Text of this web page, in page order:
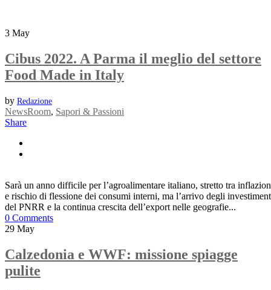
3 May
Cibus 2022. A Parma il meglio del settore
Food Made in Italy
by Redazione
NewsRoom, Sapori & Passioni
Share
Sarà un anno difficile per l’agroalimentare italiano, stretto tra
e rischio di flessione dei consumi interni, ma l’arrivo degli
del PNRR e la continua crescita dell’export nelle geografie...
0 Comments
29 May
Calzedonia e WWF: missione spiagge
pulite